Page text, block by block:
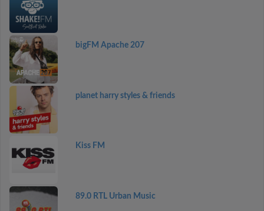
bigFM Apache 207
planet harry styles & friends
Kiss FM
89.0 RTL Urban Music